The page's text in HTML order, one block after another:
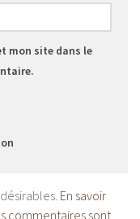
mon site dans le
En savoir
commentaires sont